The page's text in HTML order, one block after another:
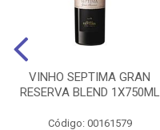
VINHO SEPTIMA GRAN
RESERVA BLEND 1X750ML
Código: 00161579